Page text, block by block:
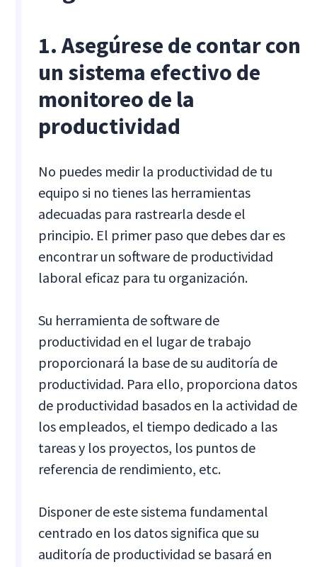
1. Asegúrese de contar con
un sistema efectivo de
monitoreo de la
productividad
No puedes medir la productividad de tu
equipo si no tienes las herramientas
adecuadas para rastrearla desde el
principio. El primer paso que debes dar es
encontrar un software de productividad
laboral eficaz para tu organización.
Su herramienta de software de
productividad en el lugar de trabajo
proporcionará la base de su auditoría de
productividad. Para ello, proporciona datos
de productividad basados en la actividad de
los empleados, el tiempo dedicado a las
tareas y los proyectos, los puntos de
referencia de rendimiento, etc.
Disponer de este sistema fundamental
centrado en los datos significa que su
auditoría de productividad se basará en